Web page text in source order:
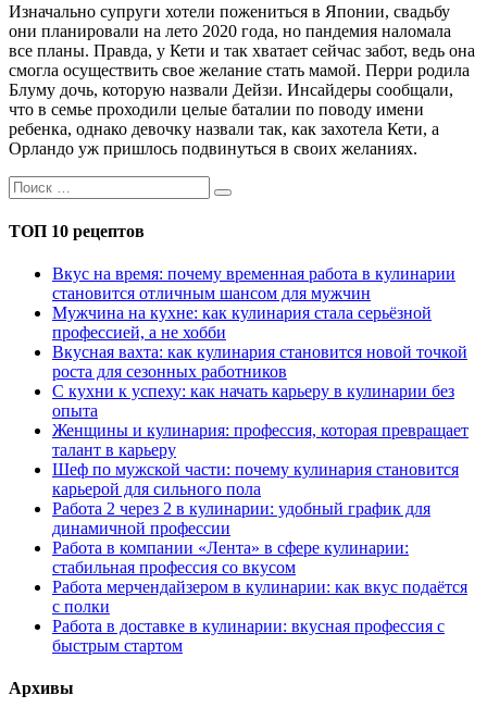
Изначально супруги хотели пожениться в Японии, свадьбу
они планировали на лето 2020 года, но пандемия наломала
все планы. Правда, у Кети и так хватает сейчас забот, ведь она
смогла осуществить свое желание стать мамой. Перри родила
Блуму дочь, которую назвали Дейзи. Инсайдеры сообщали,
что в семье проходили целые баталии по поводу имени
ребенка, однако девочку назвали так, как захотела Кети, а
Орландо уж пришлось подвинуться в своих желаниях.
ТОП 10 рецептов
Вкус на время: почему временная работа в кулинарии
становится отличным шансом для мужчин
Мужчина на кухне: как кулинария стала серьёзной
профессией, а не хобби
Вкусная вахта: как кулинария становится новой точкой
роста для сезонных работников
С кухни к успеху: как начать карьеру в кулинарии без
опыта
Женщины и кулинария: профессия, которая превращает
талант в карьеру
Шеф по мужской части: почему кулинария становится
карьерой для сильного пола
Работа 2 через 2 в кулинарии: удобный график для
динамичной профессии
Работа в компании «Лента» в сфере кулинарии:
стабильная профессия со вкусом
Работа мерчендайзером в кулинарии: как вкус подаётся
с полки
Работа в доставке в кулинарии: вкусная профессия с
быстрым стартом
Архивы